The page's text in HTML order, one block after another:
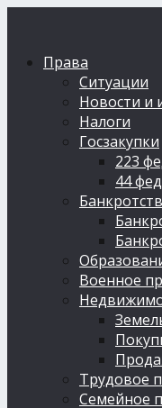
Права
Ситуации
Новости и
Налоги
Госзакупки
223
44
Военное
Трудовое
Семейное